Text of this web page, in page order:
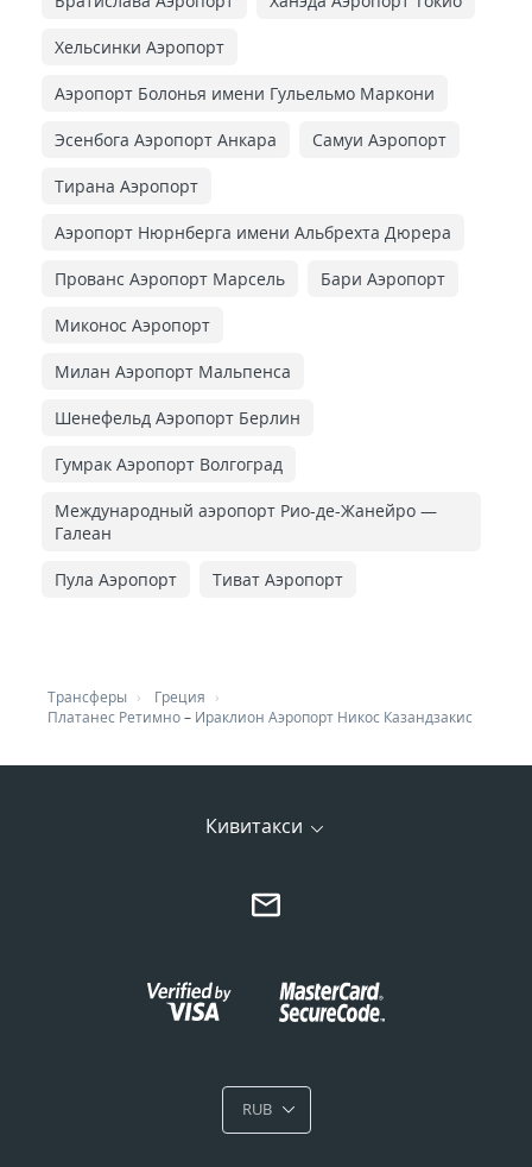
Хельсинки Аэропорт
Аэропорт Болонья имени Гульельмо Маркони
Эсенбога Аэропорт Анкара Самуи Аэропорт
Тирана Аэропорт
Аэропорт Нюрнберга имени Альбрехта Дюрера
Прованс Аэропорт Марсель Бари Аэропорт
Миконос Аэропорт
Милан Аэропорт Мальпенса
Шенефельд Аэропорт Берлин
Гумрак Аэропорт Волгоград
Международный аэропорт Рио-де-Жанейро —
Галеан
Пула Аэропорт Тиват Аэропорт
Трансферы
Греция
Платанес Ретимно– Ираклион Аэропорт Никос Казандзакис
Кивитакси
RUB